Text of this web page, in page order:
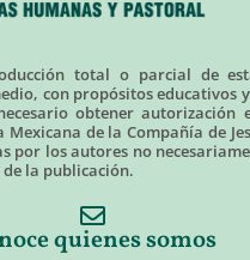
total o parcial de
con propósitos educativos
obtener autorización
de la Compañía de
por los autores no
la publicación.
quienes somos